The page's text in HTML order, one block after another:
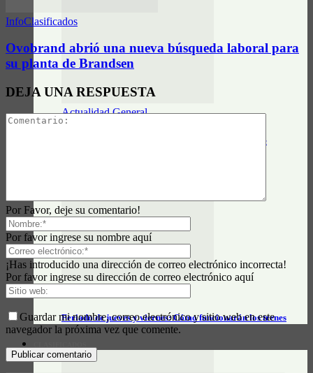
Actualidad General
Círculo Farmacéutico Brandsen informa: Turnos de
Feriado de jueves y viernes: Cómo funcionarán los trenes
InfoClasificados
Ovobrand abrió una nueva búsqueda laboral para
su planta de Brandsen
DEJA UNA RESPUESTA
Por Favor, deje su comentario!
Por favor ingrese su nombre aquí
¡Has introducido una dirección de correo electrónico incorrecta!
Por favor ingrese su dirección de correo electrónico aquí
Guardar mi nombre, correo electrónico y sitio web en este
navegador la próxima vez que comente.